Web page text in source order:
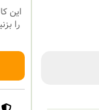
این
را